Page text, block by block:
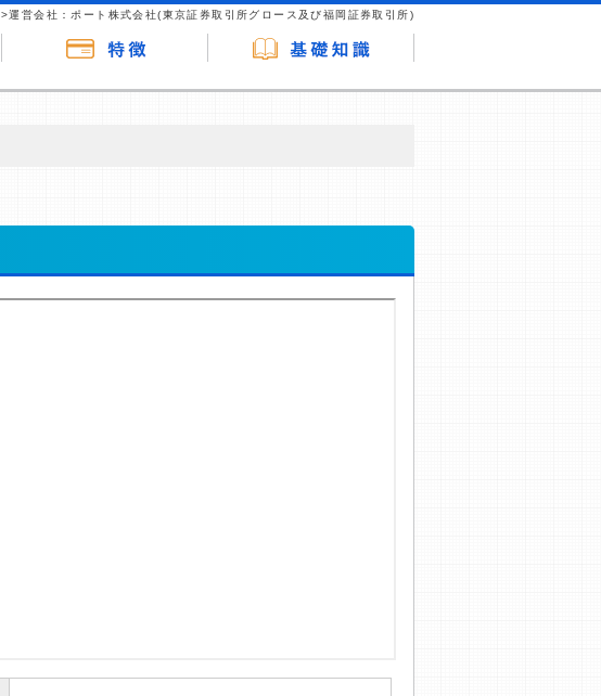
>運営会社：ポート株式会社(東京証券取引所グロース及び福岡証券取引所)